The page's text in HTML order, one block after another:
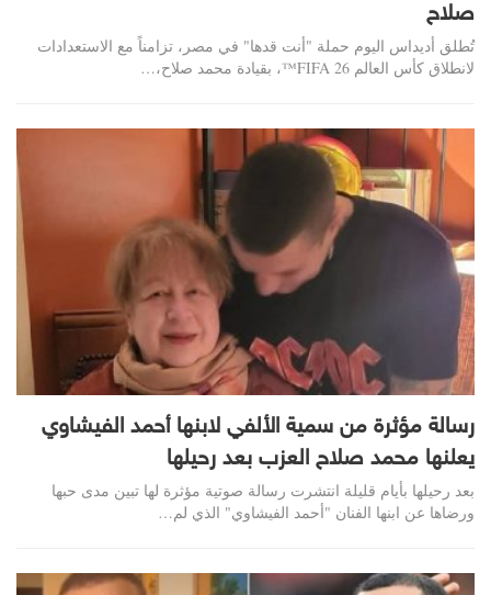
صلاح
تُطلق أديداس اليوم حملة "أنت قدها" في مصر، تزامناً مع الاستعدادات
لانطلاق كأس العالم FIFA 26™، بقيادة محمد صلاح،…
رسالة مؤثرة من سمية الألفي لابنها أحمد الفيشاوي
يعلنها محمد صلاح العزب بعد رحيلها
بعد رحيلها بأيام قليلة انتشرت رسالة صوتية مؤثرة لها تبين مدى حبها
ورضاها عن ابنها الفنان "أحمد الفيشاوي" الذي لم…